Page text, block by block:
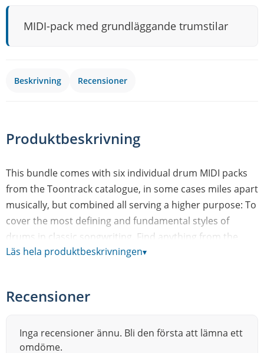
MIDI-pack med grundläggande trumstilar
Beskrivning Recensioner
Produktbeskrivning
This bundle comes with six individual drum MIDI packs
from the Toontrack catalogue, in some cases miles apart
musically, but combined all serving a higher purpose: To
cover the most defining and fundamental styles of
drums in classic songwriting. Find anything from the
subtile and focused americana style or the touch and
The Essential Drums MIDI 6 Pack paints a
serves as the perfect match for the creative songwriter
Läs hela produktbeskrivningen▾
Recensioner
Inga recensioner ännu. Bli den första att lämna ett
omdöme.